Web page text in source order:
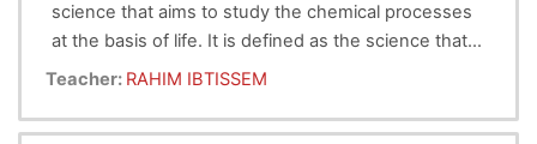
science that aims to study the chemical processes
at the basis of life. It is defined as the science that
studies the chemical constituents of cells.
molecular terms, all the anabolic and catabolic
students
Teacher: RAHIM IBTISSEM